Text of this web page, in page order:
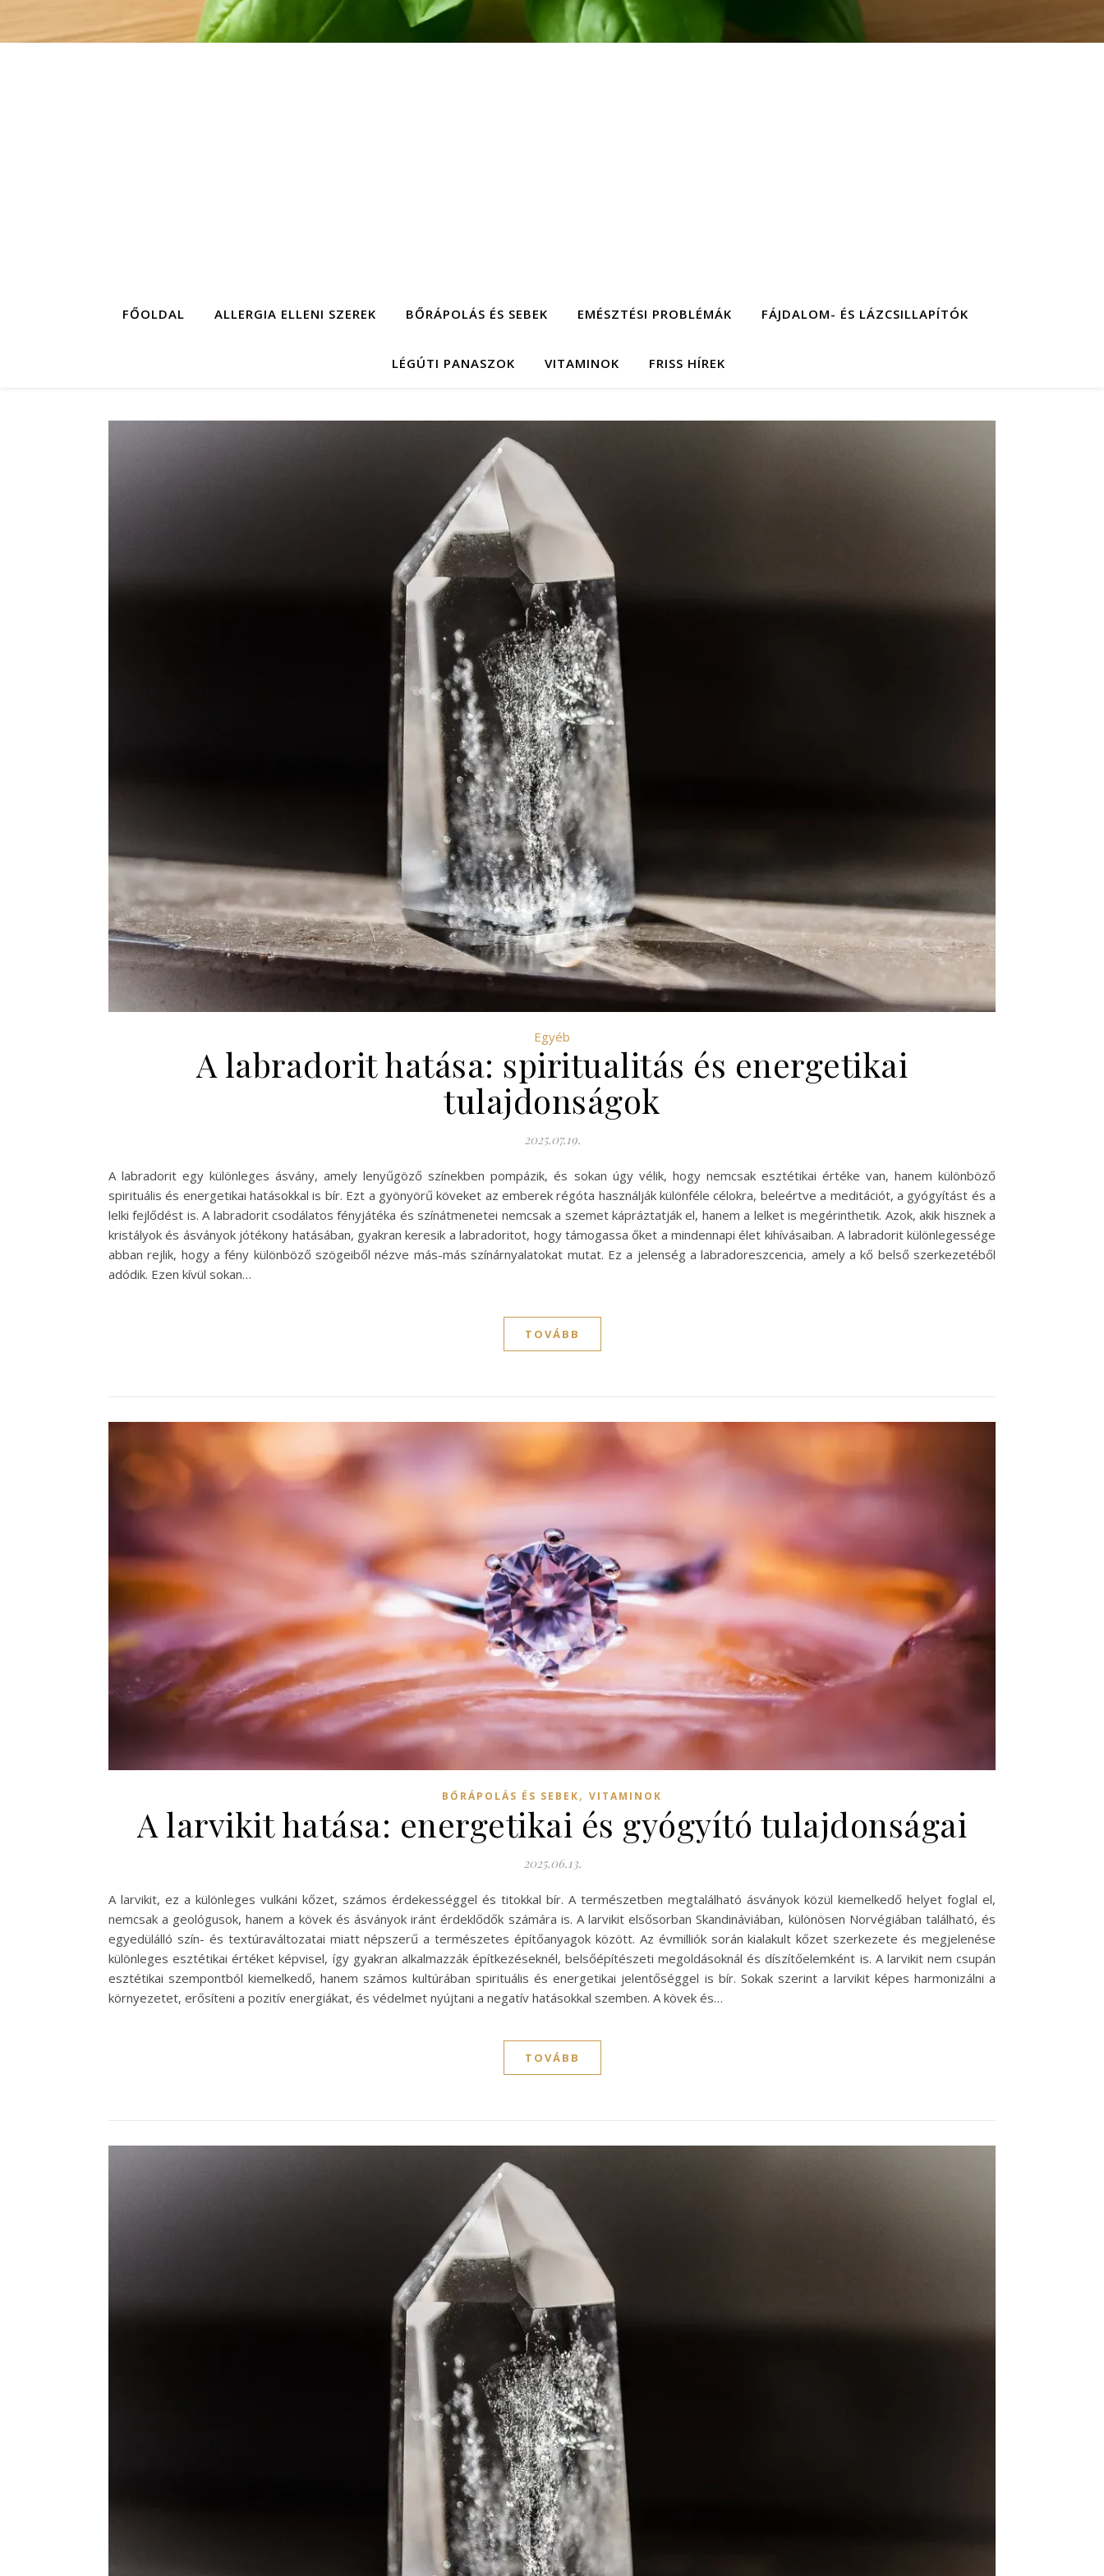
FŐOLDAL ALLERGIA ELLENI SZEREK BŐRÁPOLÁS ÉS SEBEK EMÉSZTÉSI PROBLÉMÁK FÁJDALOM- ÉS LÁZCSILLAPÍTÓK
LÉGÚTI PANASZOK VITAMINOK FRISS HÍREK
Egyéb
A labradorit hatása: spiritualitás és energetikai
tulajdonságok
2025.07.19.
A labradorit egy különleges ásvány, amely lenyűgöző színekben pompázik, és sokan úgy vélik, hogy nemcsak esztétikai értéke van, hanem különböző
spirituális és energetikai hatásokkal is bír. Ezt a gyönyörű köveket az emberek régóta használják különféle célokra, beleértve a meditációt, a gyógyítást és a
lelki fejlődést is. A labradorit csodálatos fényjátéka és színátmenetei nemcsak a szemet kápráztatják el, hanem a lelket is megérinthetik. Azok, akik hisznek a
kristályok és ásványok jótékony hatásában, gyakran keresik a labradoritot, hogy támogassa őket a mindennapi élet kihívásaiban. A labradorit különlegessége
abban rejlik, hogy a fény különböző szögeiből nézve más-más színárnyalatokat mutat. Ez a jelenség a labradoreszcencia, amely a kő belső szerkezetéből
adódik. Ezen kívül sokan…
TOVÁBB
BŐRÁPOLÁS ÉS SEBEK, VITAMINOK
A larvikit hatása: energetikai és gyógyító tulajdonságai
2025.06.13.
A larvikit, ez a különleges vulkáni kőzet, számos érdekességgel és titokkal bír. A természetben megtalálható ásványok közül kiemelkedő helyet foglal el,
nemcsak a geológusok, hanem a kövek és ásványok iránt érdeklődők számára is. A larvikit elsősorban Skandináviában, különösen Norvégiában található, és
egyedülálló szín- és textúraváltozatai miatt népszerű a természetes építőanyagok között. Az évmilliók során kialakult kőzet szerkezete és megjelenése
különleges esztétikai értéket képvisel, így gyakran alkalmazzák építkezéseknél, belsőépítészeti megoldásoknál és díszítőelemként is. A larvikit nem csupán
esztétikai szempontból kiemelkedő, hanem számos kultúrában spirituális és energetikai jelentőséggel is bír. Sokak szerint a larvikit képes harmonizálni a
környezetet, erősíteni a pozitív energiákat, és védelmet nyújtani a negatív hatásokkal szemben. A kövek és…
TOVÁBB